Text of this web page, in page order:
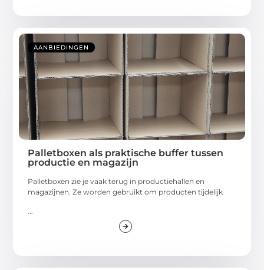
AANBIEDINGEN
Palletboxen als praktische buffer tussen
productie en magazijn
Palletboxen zie je vaak terug in productiehallen en
magazijnen. Ze worden gebruikt om producten tijdelijk